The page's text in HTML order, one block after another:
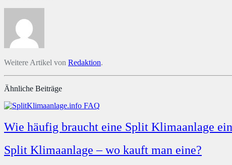
Weitere Artikel von Redaktion.
Ähnliche Beiträge
Wie häufig braucht eine Split Klimaanlage
Split Klimaanlage – wo kauft man eine?